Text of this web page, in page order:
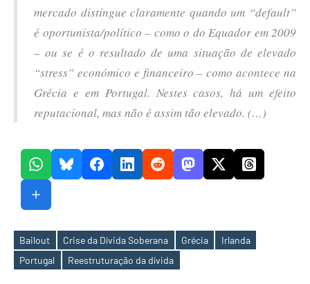
mercado distingue claramente quando um “default”
é oportunista/político – como o do Equador em 2009
– ou se é o resultado de uma situação de elevado
“stress” económico e financeiro – como acontece na
Grécia e em Portugal. Nestes casos, há um efeito
reputacional, mas não é assim tão elevado. (…)
Etiquetas
Bailout Crise da Dívida Soberana Grécia
Irlanda
Portugal
Reestruturação da dívida